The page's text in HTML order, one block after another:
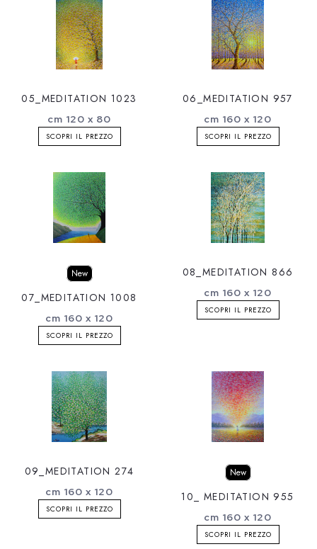
05_MEDITATION 1023
cm 120 x 80
SCOPRI IL PREZZO
06_MEDITATION 957
cm 160 x 120
SCOPRI IL PREZZO
New
07_MEDITATION 1008
cm 160 x 120
SCOPRI IL PREZZO
08_MEDITATION 866
cm 160 x 120
SCOPRI IL PREZZO
09_MEDITATION 274
cm 160 x 120
SCOPRI IL PREZZO
New
10_ MEDITATION 955
cm 160 x 120
SCOPRI IL PREZZO